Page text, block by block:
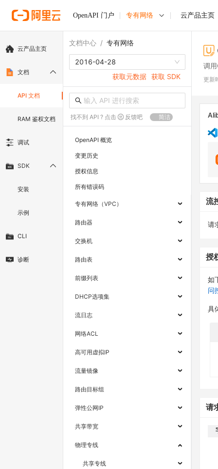
OpenAPI 门户 专有网络 云产品主页
云产品主页
文档
API 文档
RAM 鉴权文档
调试
SDK
安装
示例
CLI
诊断
文档中心 / 专有网络
2016-04-28
获取元数据 获取 SDK
找不到 API ? 点击 反馈吧 简洁
OpenAPI 概览
变更历史
授权信息
所有错误码
专有网络（VPC）
路由器
交换机
路由表
前缀列表
DHCP选项集
流日志
网络ACL
高可用虚拟IP
流量镜像
路由目标组
弹性公网IP
共享带宽
物理专线
共享专线
调
更新
流
请
授
如
问
具
请